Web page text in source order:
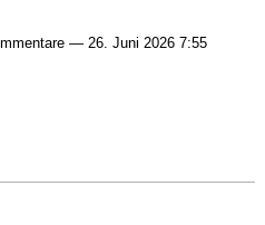
— 26. Juni 2026 7:55